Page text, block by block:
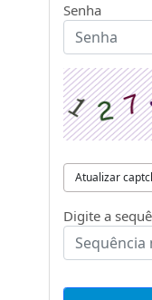
Senha
Atualizar
Digite a